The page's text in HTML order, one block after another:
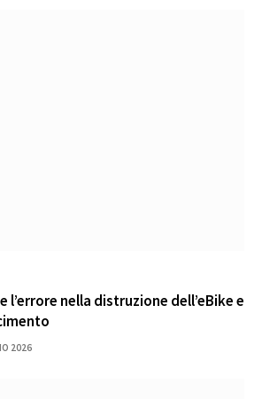
l’errore nella distruzione dell’eBike e
2026